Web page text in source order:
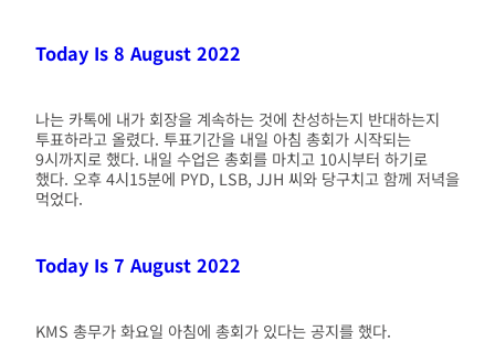
Today Is 8 August 2022
나는 카톡에 내가 회장을 계속하는 것에 찬성하는지 반대하는지
투표하라고 올렸다. 투표기간을 내일 아침 총회가 시작되는
9시까지로 했다. 내일 수업은 총회를 마치고 10시부터 하기로
했다. 오후 4시15분에 PYD, LSB, JJH 씨와 당구치고 함께 저녁을
먹었다.
Today Is 7 August 2022
KMS 총무가 화요일 아침에 총회가 있다는 공지를 했다.